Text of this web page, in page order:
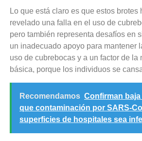
Lo que está claro es que estos brotes
revelado una falla en el uso de
pero también representa desafíos en
un inadecuado apoyo para mantener
uso de cubrebocas y a un factor de la
básica, porque los individuos se
Recomendamos Confirman
que contaminación por SARS-
superficies de hospitales sea